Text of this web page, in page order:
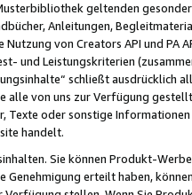
geltenden
Anleitungen,
von Creators API und PA
und Leistungskriterien
schließt ausdrücklich
alle von uns zur Verfügung
Texte oder sonstige
handelt.
Sie können Produkt-
Genehmigung erteilt haben,